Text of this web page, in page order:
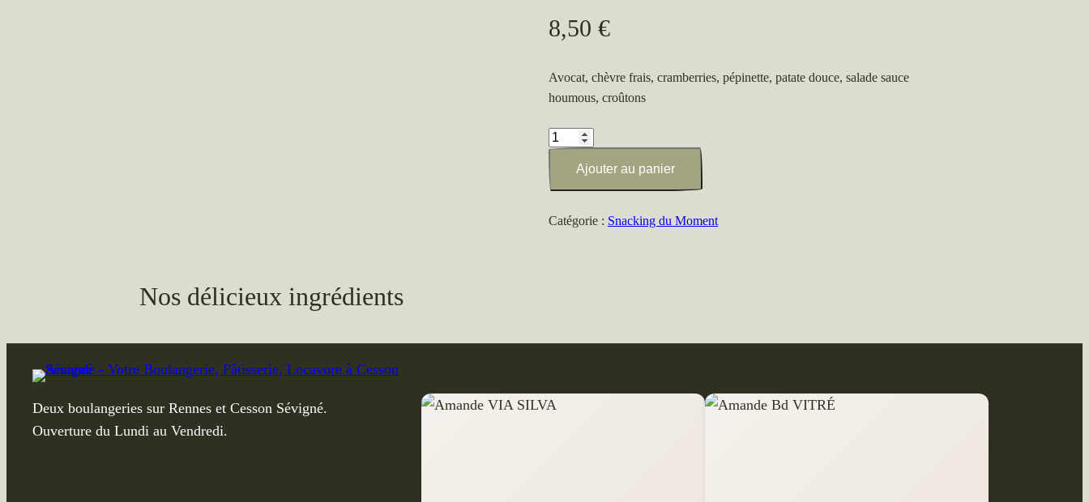
8,50 €
Avocat, chèvre frais, cramberries, pépinette, patate douce, salade sauce
houmous, croûtons
quantité
Salade
patate
Ajouter au panier
Catégorie : Snacking du Moment
Nos délicieux ingrédients
Deux boulangeries sur Rennes et Cesson Sévigné.
Ouverture du Lundi au Vendredi.